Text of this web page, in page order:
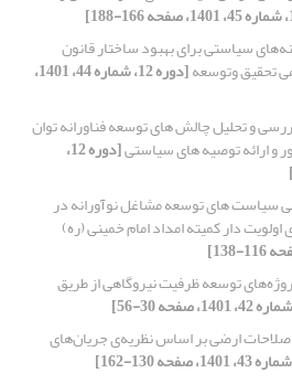
سیاستی برای بهبود ساختار قانون
تحقیق ‏وتوسعه [دوره 12، شماره 44، 1401،
و تحلیل چالش های توسعه فناورانه توان
و ارائه توصیه های سیاستی [دوره 12،
سیاست های توسعه مشاغل نوآورانه در
دار کمیته امداد امام خمینی (ره)
توسعه ظرفیت نیروگاهی از طریق
ارضی بر اساس نظریه‌ی جریان‌های